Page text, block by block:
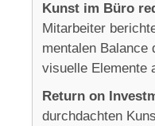
Kunst im Büro
Mitarbeiter
mentalen Balance
visuelle Elemente
Return on
durchdachten